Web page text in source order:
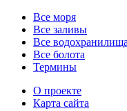
Все моря
Все заливы
Все водохранилища
Все болота
Термины
О проекте
Карта сайта